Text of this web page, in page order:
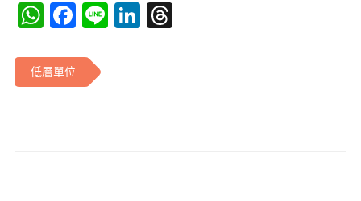
WhatsApp
Facebook
LineLinkedIn
低層單位